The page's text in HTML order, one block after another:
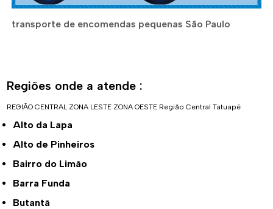
transporte de encomendas pequenas São Paulo
Regiões onde a atende :
REGIÃO CENTRAL ZONA LESTE ZONA OESTE Região Central Tatuapé
Alto da Lapa
Alto de Pinheiros
Bairro do Limão
Barra Funda
Butantã